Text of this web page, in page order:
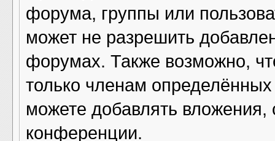
форума, группы или
может не разрешить
форумах. Также возможно,
только членам
можете добавлять
конференции.